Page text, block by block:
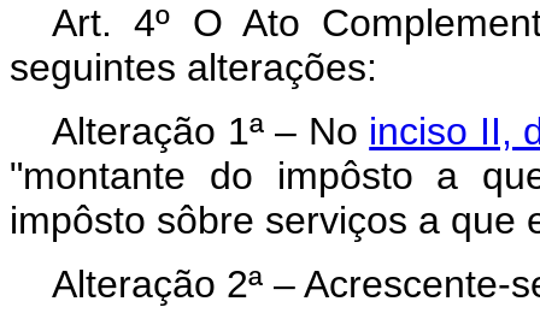
Art. 4º O Ato
seguintes alterações:
Alteração 1ª – No inciso II,
"montante do impôsto a
impôsto sôbre serviços a que
Alteração 2ª – Acrescente-